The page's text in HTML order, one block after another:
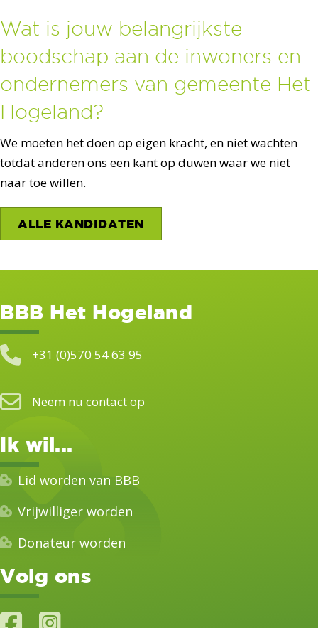
Wat is jouw belangrijkste
boodschap aan de inwoners en
ondernemers van gemeente Het
Hogeland?
We moeten het doen op eigen kracht, en niet wachten
totdat anderen ons een kant op duwen waar we niet
naar toe willen.
ALLE KANDIDATEN
BBB Het Hogeland
+31 (0)570 54 63 95
Neem nu contact op
Ik wil...
Lid worden van BBB
Vrijwilliger worden
Donateur worden
Volg ons